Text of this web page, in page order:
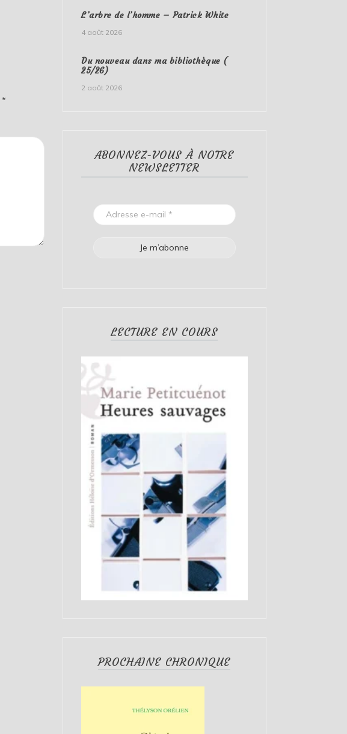
*
L’arbre de l’homme – Patrick White
4 août 2026
Du nouveau dans ma bibliothèque (
25/26)
2 août 2026
ABONNEZ-VOUS À NOTRE
NEWSLETTER
LECTURE EN COURS
PROCHAINE CHRONIQUE